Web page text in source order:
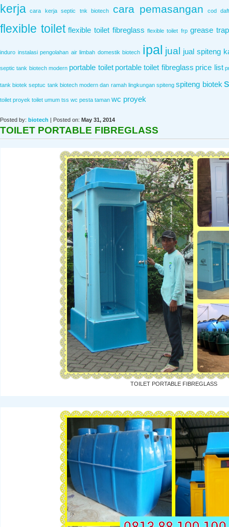
kerja cara kerja septic tnk biotech cara pemasangan cod
flexible toilet flexible toilet fibreglass flexible toilet frp grease trap
induro instalasi pengolahan air limbah domestik biotech ipal jual jual spiteng
septic tank biotech modern portable toilet portable toilet fibreglass price list
tank biotek septuc tank biotech modern dan ramah lingkungan spiteng spiteng biotek
toilet proyek toilet umum tss wc pesta taman wc proyek
Posted by: biotech | Posted on: May 31, 2014
TOILET PORTABLE FIBREGLASS
TOILET PORTABLE FIBREGLASS